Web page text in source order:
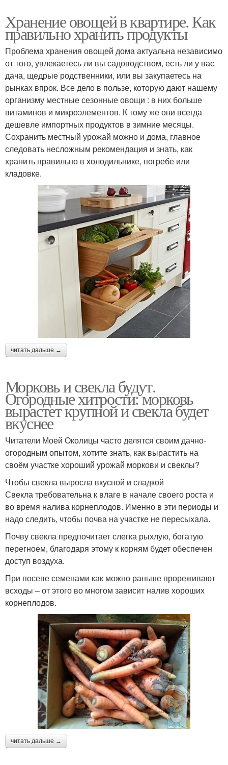
Хранение овощей в квартире. Как
правильно хранить продукты
Проблема хранения овощей дома актуальна независимо
от того, увлекаетесь ли вы садоводством, есть ли у вас
дача, щедрые родственники, или вы закупаетесь на
рынках впрок. Все дело в пользе, которую дают нашему
организму местные сезонные овощи : в них больше
витаминов и микроэлементов. К тому же они всегда
дешевле импортных продуктов в зимние месяцы.
Сохранить местный урожай можно и дома, главное
следовать несложным рекомендация и знать, как
хранить правильно в холодильнике, погребе или
кладовке.
читать дальше →
Морковь и свекла будут.
Огородные хитрости: морковь
вырастет крупной и свекла будет
вкуснее
Читатели Моей Околицы часто делятся своим дачно-
огородным опытом, хотите знать, как вырастить на
своём участке хороший урожай моркови и свеклы?
Чтобы свекла выросла вкусной и сладкой
Свекла требовательна к влаге в начале своего роста и
во время налива корнеплодов. Именно в эти периоды и
надо следить, чтобы почва на участке не пересыхала.
Почву свекла предпочитает слегка рыхлую, богатую
перегноем, благодаря этому к корням будет обеспечен
доступ воздуха.
При посеве семенами как можно раньше прореживают
всходы – от этого во многом зависит налив хороших
корнеплодов.
читать дальше →